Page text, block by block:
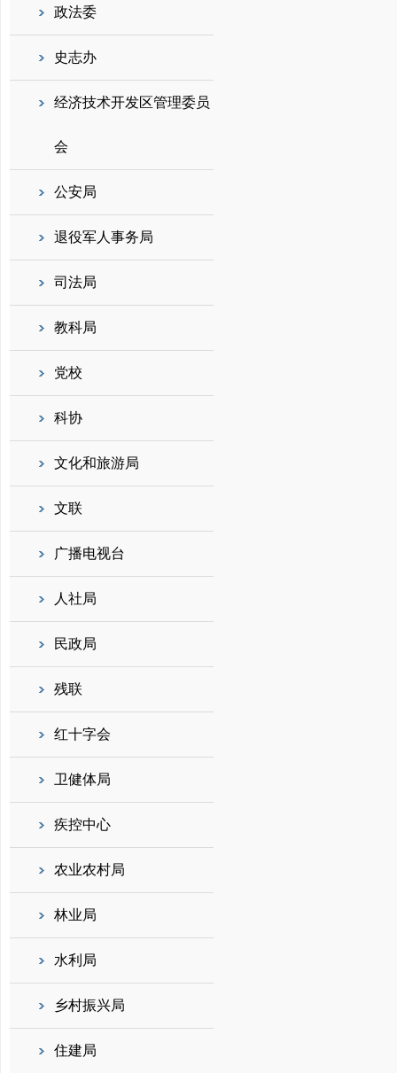
政法委
史志办
经济技术开发区管理委员
会
公安局
退役军人事务局
司法局
教科局
党校
科协
文化和旅游局
文联
广播电视台
人社局
民政局
残联
红十字会
卫健体局
疾控中心
农业农村局
林业局
水利局
乡村振兴局
住建局